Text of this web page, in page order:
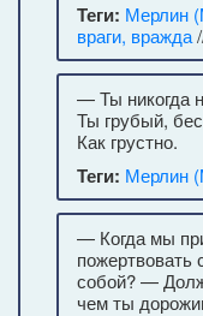
Теги: Мерлин
враги, вражда
— Ты никогда
Ты грубый,
Как грустно.
Теги: Мерлин
— Когда мы
собой? —
чем ты